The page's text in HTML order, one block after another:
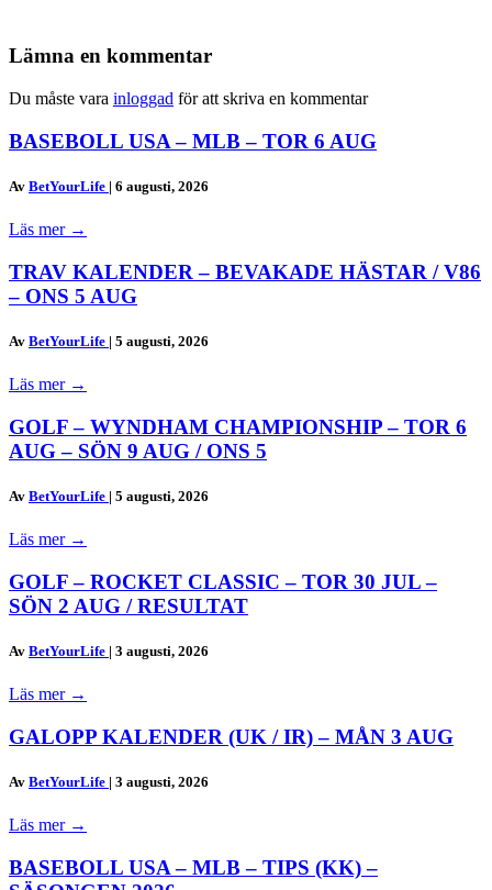
Lämna en kommentar
Du måste vara inloggad för att skriva en kommentar
BASEBOLL USA – MLB – TOR 6 AUG
Av BetYourLife | 6 augusti, 2026
Läs mer →
TRAV KALENDER – BEVAKADE HÄSTAR / V86
– ONS 5 AUG
Av BetYourLife | 5 augusti, 2026
Läs mer →
GOLF – WYNDHAM CHAMPIONSHIP – TOR 6
AUG – SÖN 9 AUG / ONS 5
Av BetYourLife | 5 augusti, 2026
Läs mer →
GOLF – ROCKET CLASSIC – TOR 30 JUL –
SÖN 2 AUG / RESULTAT
Av BetYourLife | 3 augusti, 2026
Läs mer →
GALOPP KALENDER (UK / IR) – MÅN 3 AUG
Av BetYourLife | 3 augusti, 2026
Läs mer →
BASEBOLL USA – MLB – TIPS (KK) –